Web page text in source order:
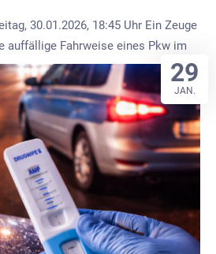
30.01.2026, 18:45 Uhr Ein Zeuge
auffällige Fahrweise eines Pkw im
29
JAN.